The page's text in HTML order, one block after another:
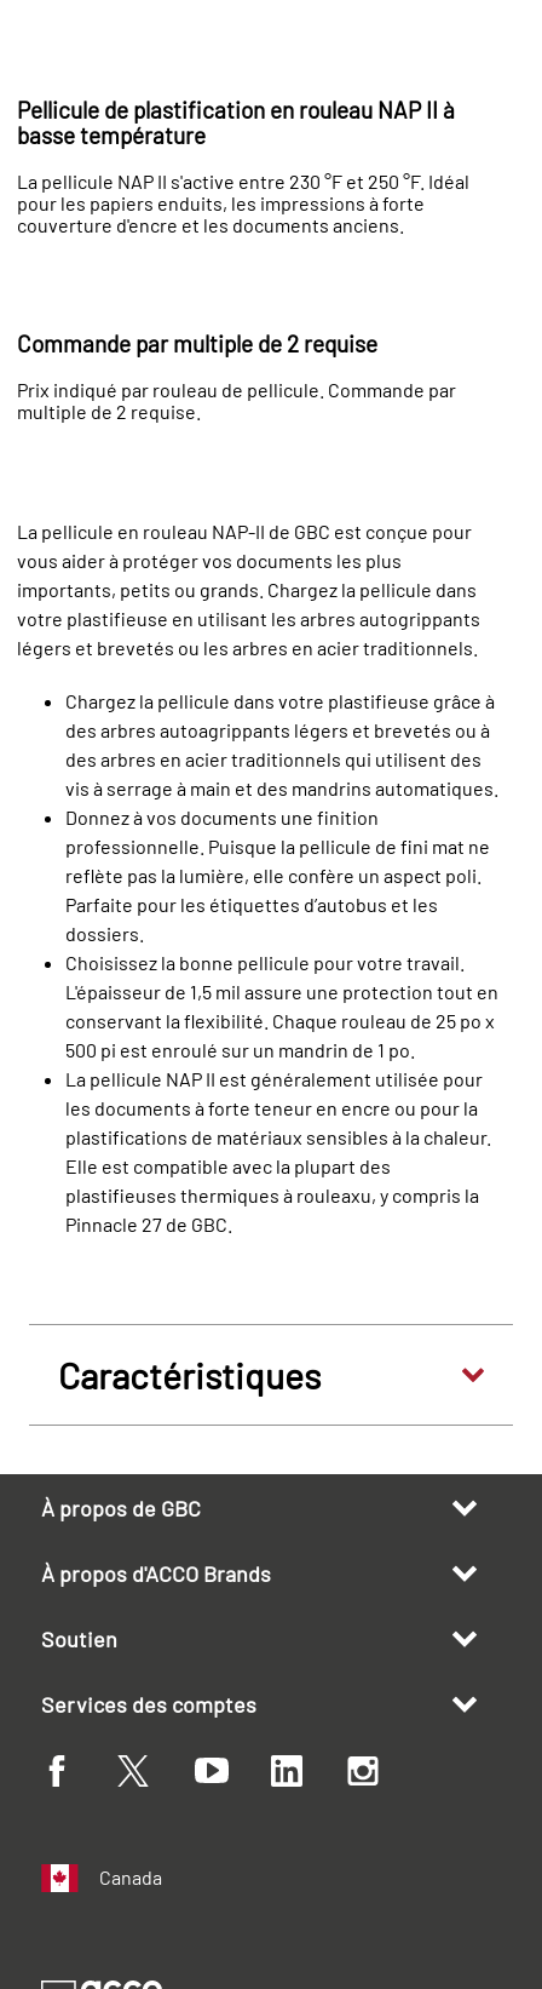
Pellicule de plastification en rouleau NAP II à
basse température
La pellicule NAP II s'active entre 230 °F et 250 °F. Idéal
pour les papiers enduits, les impressions à forte
couverture d'encre et les documents anciens.
Commande par multiple de 2 requise
Prix indiqué par rouleau de pellicule. Commande par
multiple de 2 requise.
La pellicule en rouleau NAP-II de GBC est conçue pour
vous aider à protéger vos documents les plus
importants, petits ou grands. Chargez la pellicule dans
votre plastifieuse en utilisant les arbres autogrippants
légers et brevetés ou les arbres en acier traditionnels.
Chargez la pellicule dans votre plastifieuse grâce à
des arbres autoagrippants légers et brevetés ou à
des arbres en acier traditionnels qui utilisent des
vis à serrage à main et des mandrins automatiques.
Donnez à vos documents une finition
professionnelle. Puisque la pellicule de fini mat ne
reflète pas la lumière, elle confère un aspect poli.
Parfaite pour les étiquettes d’autobus et les
dossiers.
Choisissez la bonne pellicule pour votre travail.
L'épaisseur de 1,5 mil assure une protection tout en
conservant la flexibilité. Chaque rouleau de 25 po x
500 pi est enroulé sur un mandrin de 1 po.
La pellicule NAP II est généralement utilisée pour
les documents à forte teneur en encre ou pour la
plastifications de matériaux sensibles à la chaleur.
Elle est compatible avec la plupart des
plastifieuses thermiques à rouleaxu, y compris la
Pinnacle 27 de GBC.
Caractéristiques
À propos de GBC
À propos d'ACCO Brands
Soutien
Services des comptes
Canada